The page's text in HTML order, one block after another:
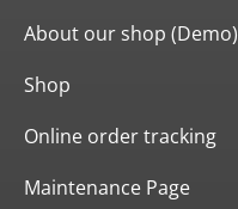
About our shop (Demo)
Shop
Online order tracking
Maintenance Page